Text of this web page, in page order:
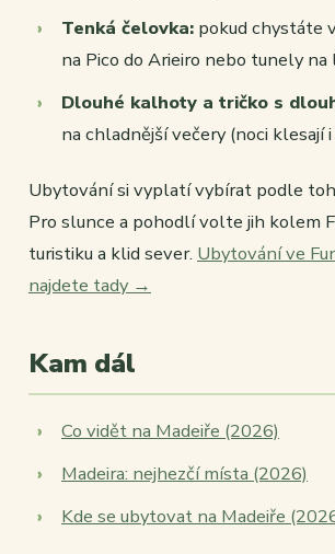
Tenká čelovka: pokud chystáte
na Pico do Arieiro nebo tunely na
Dlouhé kalhoty a tričko s
na chladnější večery (noci klesají
Ubytování si vyplatí vybírat podle
Pro slunce a pohodlí volte jih kolem
turistiku a klid sever. Ubytování ve
najdete tady →
Kam dál
Co vidět na Madeiře (2026)
Madeira: nejhezčí místa (2026)
Kde se ubytovat na Madeiře